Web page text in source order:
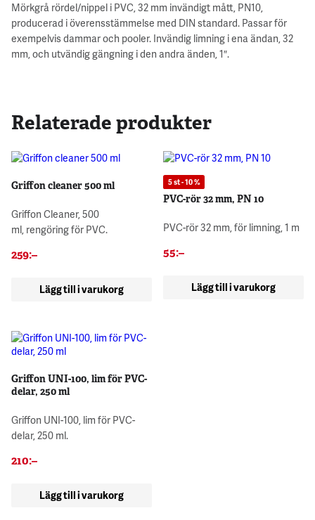
Mörkgrå rördel/nippel i PVC, 32 mm invändigt mått, PN10,
producerad i överensstämmelse med DIN standard. Passar för
exempelvis dammar och pooler. Invändig limning i ena ändan, 32
mm, och utvändig gängning i den andra änden, 1″.
Relaterade produkter
Griffon cleaner 500 ml
Griffon Cleaner, 500
ml, rengöring för PVC.
259:–
Lägg till i varukorg
5 st - 10 %
PVC-rör 32 mm, PN 10
PVC-rör 32 mm, för limning, 1 m
55:–
Lägg till i varukorg
Griffon UNI-100, lim för PVC-
delar, 250 ml
Griffon UNI-100, lim för PVC-
delar, 250 ml.
210:–
Lägg till i varukorg